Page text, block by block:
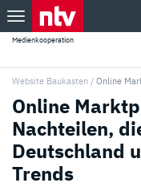
Medienkooperation
Website Baukasten / Online
Online
Nachteilen,
Deutschland
Trends